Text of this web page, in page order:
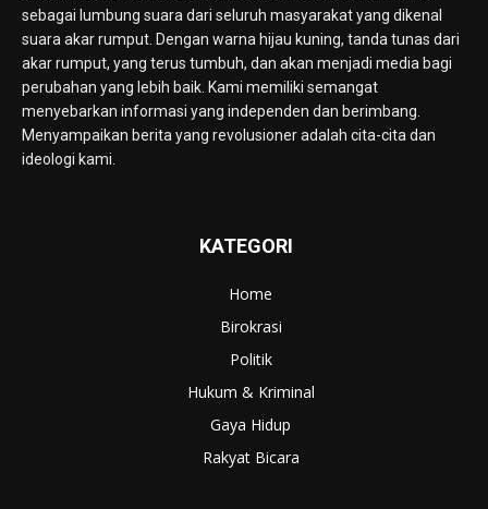
sebagai lumbung suara dari seluruh masyarakat yang dikenal
suara akar rumput. Dengan warna hijau kuning, tanda tunas dari
akar rumput, yang terus tumbuh, dan akan menjadi media bagi
perubahan yang lebih baik. Kami memiliki semangat
menyebarkan informasi yang independen dan berimbang.
Menyampaikan berita yang revolusioner adalah cita-cita dan
ideologi kami.
KATEGORI
Home
Birokrasi
Politik
Hukum & Kriminal
Gaya Hidup
Rakyat Bicara